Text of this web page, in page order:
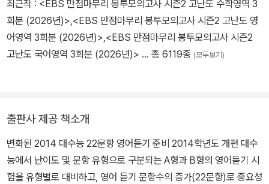
최근작 : <EBS 만점마무리 봉투모의고사 시즌2 고난도 수학영역 3
회분 (2026년)>,<EBS 만점마무리 봉투모의고사 시즌2 고난도 영
어영역 3회분 (2026년)>,<EBS 만점마무리 봉투모의고사 시즌2
고난도 국어영역 3회분 (2026년)> … 총 6119종 (모두보기)
출판사 제공 책소개
변화된 2014 대수능 22문항 영어듣기 준비 2014학년도 개편 대수
능에서 난이도 및 문항 유형으로 구분되는 A형과 B형의 영어듣기 시
험을 유형별로 대비하고, 영어 듣기 문항수의 증가(22문항)로 중요성